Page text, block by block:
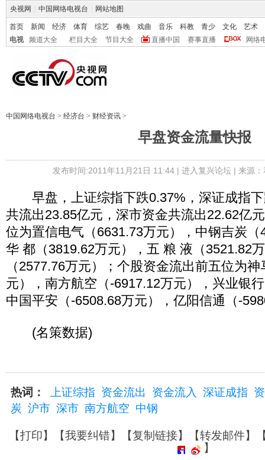
央视网 中国网络电视台 网站地图
首页 新闻 经济 体育 综艺 春晚 戏曲 音乐 科教 青少 文化
艺术
电视
频道大全 栏目大全 节目大全 直播中国 赛事直播 网络
中国网络电视台 > 经济台 > 财经资讯 >
早盘资金流量快报
发布时间:2011年11月21日 11:44 | 进入复兴论坛| 来源
早盘，上证综指下跌0.37%，深证成指下
共流出23.85亿元，深市资金共流出22.62亿
位为置信电气（6631.73万元），中钢吉炭
华 都（3819.62万元），五 粮 液（3521.82
（2577.76万元）；个股资金流出前五位为
元），南方航空（-6917.12万元），兴业银
中国平安（-6508.68万元），亿阳信通（-
(名策数据)
热词： 上证综指 资金流出 资金流入 深证成指
炭 沪市 深市 南方航空 中钢
【打印】【我要纠错】【复制链接】【转发邮件】
】